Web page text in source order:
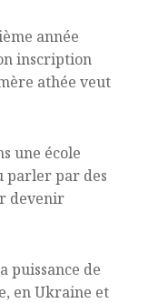
année
inscription
athée veut
une école
parler par des
devenir
puissance de
en Ukraine et